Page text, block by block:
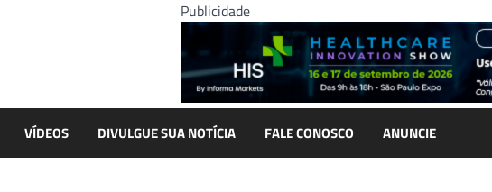
Publicidade
VÍDEOS DIVULGUE SUA NOTÍCIA FALE CONOSCO ANUNCIE